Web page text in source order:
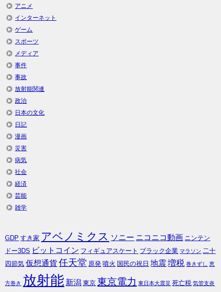
アニメ
インターネット
ゲーム
スポーツ
メディア
事件
事故
放射能関連
政治
日本の文化
日記
漫画
災害
病気
社会
経済
芸能
雑学
GDP すき家 アベノミクス ソニー ニコニコ動画 ニンテン
ドー3DS ビットコイン フィギュアスケート ブラック企業 マラソン 二十
四節気 仮想通貨 任天堂 原発 噴火 国民の祝日 地震 増税 巻きずし 恵
方巻き 放射能 新潟 東京 東京電力 東日本大震災 死亡税 気管支炎